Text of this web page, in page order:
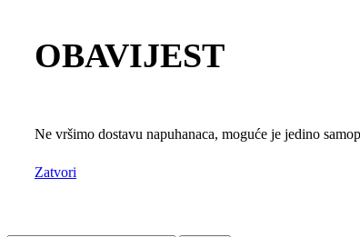
OBAVIJEST
Ne vršimo dostavu napuhanaca, moguće je jedino
Zatvori